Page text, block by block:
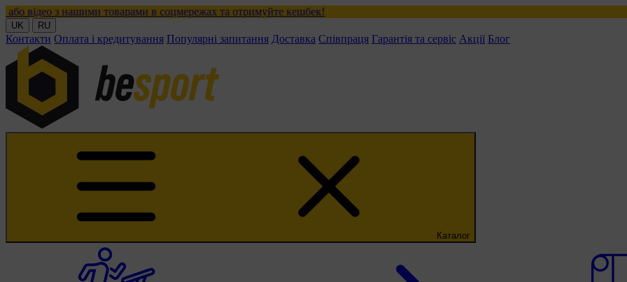
товарами в соцмережах та отримуйте кешбек!
UK RU
Контакти Оплата і кредитування Популярні запитання Доставка Співпраця Гарантія та сервіс Акції Блог
Каталог